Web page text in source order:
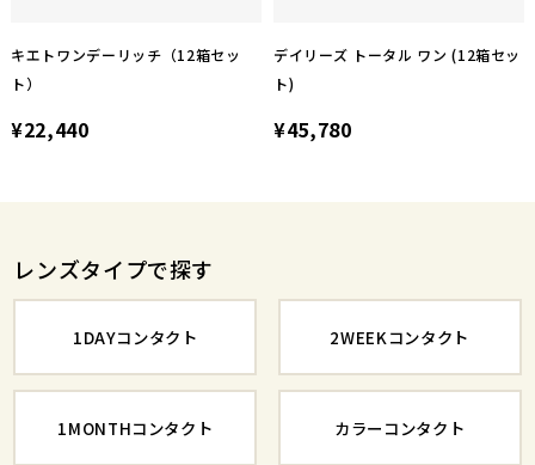
キエトワンデーリッチ（12箱セッ
ト）
¥22,440
デイリーズ トータル ワン (12箱セッ
ト)
¥45,780
レンズタイプで探す
1DAYコンタクト 2WEEKコンタクト
1MONTHコンタクト カラーコンタクト